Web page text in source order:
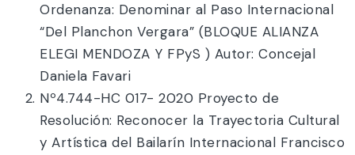
Ordenanza: Denominar al Paso Internacional
“Del Planchon Vergara” (BLOQUE ALIANZA
ELEGI MENDOZA Y FPyS ) Autor: Concejal
Daniela Favari
Nº4.744-HC 017- 2020 Proyecto de
Resolución: Reconocer la Trayectoria Cultural
y Artística del Bailarín Internacional Francisco